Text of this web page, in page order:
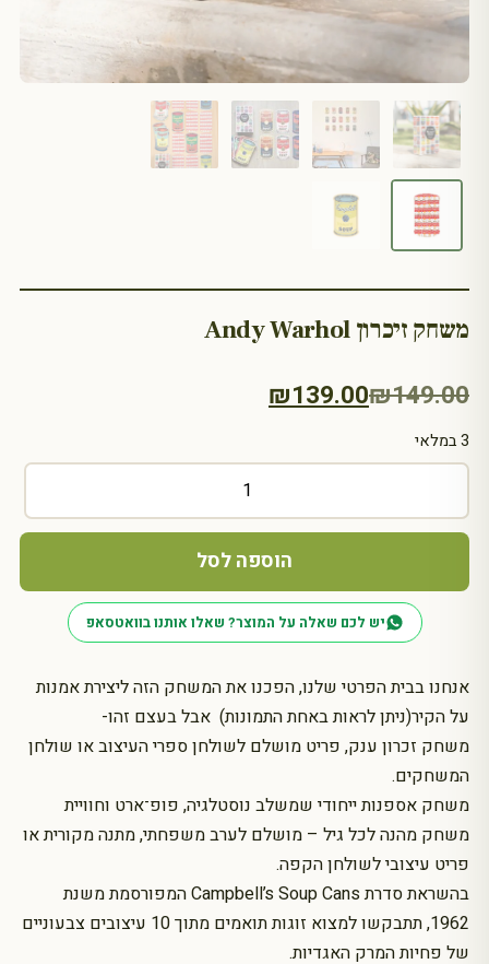
משחק זיכרון Andy Warhol
₪149.00
המחיר
המקורי
היה:
₪139.00
המחיר
הנוכחי
הוא:
אנחנו בבית הפרטי שלנו, הפכנו את המשחק הזה ליצירת אמנות
על הקיר(ניתן לראות באחת התמונות) אבל בעצם זהו-
משחק זכרון ענק, פריט מושלם לשולחן ספרי העיצוב או שולחן
המשחקים.
משחק אספנות ייחודי שמשלב נוסטלגיה, פופ־ארט וחוויית
משחק מהנה לכל גיל – מושלם לערב משפחתי, מתנה מקורית או
פריט עיצובי לשולחן הקפה.
בהשראת סדרת Campbell’s Soup Cans המפורסמת משנת
1962, תתבקשו למצוא זוגות תואמים מתוך 10 עיצובים צבעוניים
של פחיות המרק האגדיות.
3 במלאי
כמות
משחק
Andy
Warhol
הוספה לסל
יש לכם שאלה על המוצר? שאלו אותנו בוואטסאפ